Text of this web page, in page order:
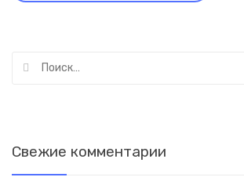
Свежие комментарии